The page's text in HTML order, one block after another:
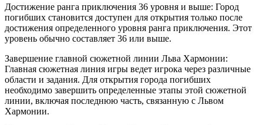
Достижение ранга приключения 36 уровня и выше: Город
погибших становится доступен для открытия только после
достижения определенного уровня ранга приключения. Этот
уровень обычно составляет 36 или выше.
Завершение главной сюжетной линии Льва Хармонии:
Главная сюжетная линия игры ведет игрока через различные
области и задания. Для открытия города погибших
необходимо завершить определенные этапы этой сюжетной
линии, включая последнюю часть, связанную с Львом
Хармонии.